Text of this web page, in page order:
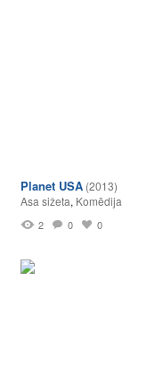
Planet USA (2013)
Asa sižeta, Komēdija
2 0 0